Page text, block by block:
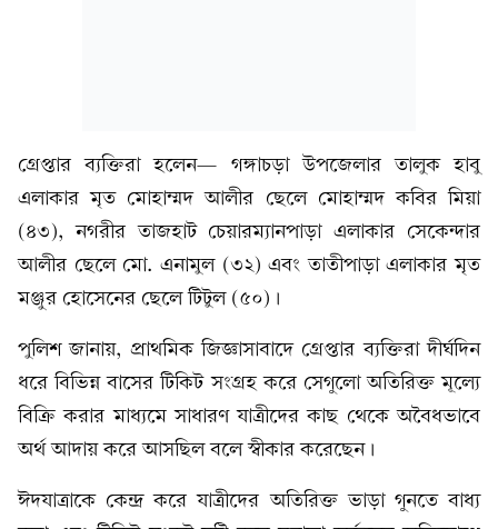
গ্রেপ্তার ব্যক্তিরা হলেন— গঙ্গাচড়া উপজেলার তালুক হাবু
এলাকার মৃত মোহাম্মদ আলীর ছেলে মোহাম্মদ কবির মিয়া
(৪৩), নগরীর তাজহাট চেয়ারম্যানপাড়া এলাকার সেকেন্দার
আলীর ছেলে মো. এনামুল (৩২) এবং তাতীপাড়া এলাকার মৃত
মঞ্জুর হোসেনের ছেলে টিটুল (৫০)।
পুলিশ জানায়, প্রাথমিক জিজ্ঞাসাবাদে গ্রেপ্তার ব্যক্তিরা দীর্ঘদিন
ধরে বিভিন্ন বাসের টিকিট সংগ্রহ করে সেগুলো অতিরিক্ত মূল্যে
বিক্রি করার মাধ্যমে সাধারণ যাত্রীদের কাছ থেকে অবৈধভাবে
অর্থ আদায় করে আসছিল বলে স্বীকার করেছেন।
ঈদযাত্রাকে কেন্দ্র করে যাত্রীদের অতিরিক্ত ভাড়া গুনতে বাধ্য